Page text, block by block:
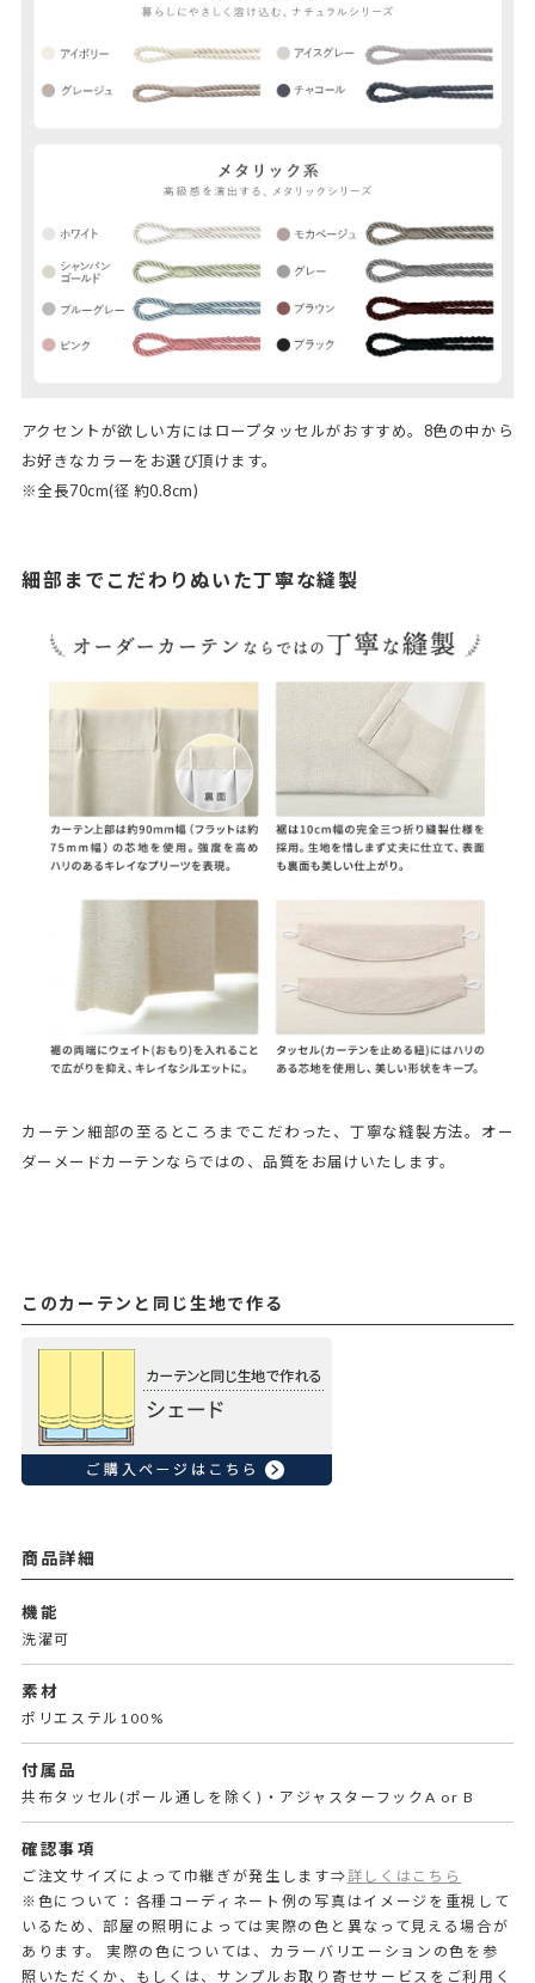
アクセントが欲しい方にはロープタッセルがおすすめ。8色の中から
お好きなカラーをお選び頂けます。
※全長70cm(径 約0.8cm)
細部までこだわりぬいた丁寧な縫製
カーテン細部の至るところまでこだわった、丁寧な縫製方法。オー
ダーメードカーテンならではの、品質をお届けいたします。
このカーテンと同じ生地で作る
商品詳細
機能
洗濯可
素材
ポリエステル100%
付属品
共布タッセル(ポール通しを除く)・アジャスターフックA or B
確認事項
ご注文サイズによって巾継ぎが発生します⇒詳しくはこちら
※色について：各種コーディネート例の写真はイメージを重視して
いるため、部屋の照明によっては実際の色と異なって見える場合が
あります。 実際の色については、カラーバリエーションの色を参
照いただくか、もしくは、サンプルお取り寄せサービスをご利用く